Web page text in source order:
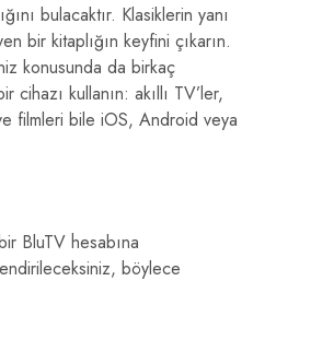
bulacaktır. Klasiklerin yanı
bir kitaplığın keyfini çıkarın.
konusunda da birkaç
kullanın: akıllı TV’ler,
filmleri bile iOS, Android veya
BluTV hesabına
böylece